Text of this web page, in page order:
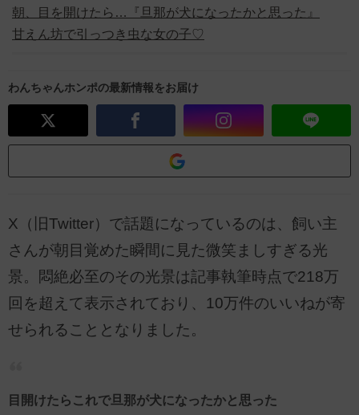
朝、目を開けたら…『旦那が犬になったかと思った』
甘えん坊で引っつき虫な女の子♡
わんちゃんホンポの最新情報をお届け
X（旧Twitter）で話題になっているのは、飼い主
さんが朝目覚めた瞬間に見た微笑ましすぎる光
景。悶絶必至のその光景は記事執筆時点で218万
回を超えて表示されており、10万件のいいねが寄
せられることとなりました。
目開けたらこれで旦那が犬になったかと思った